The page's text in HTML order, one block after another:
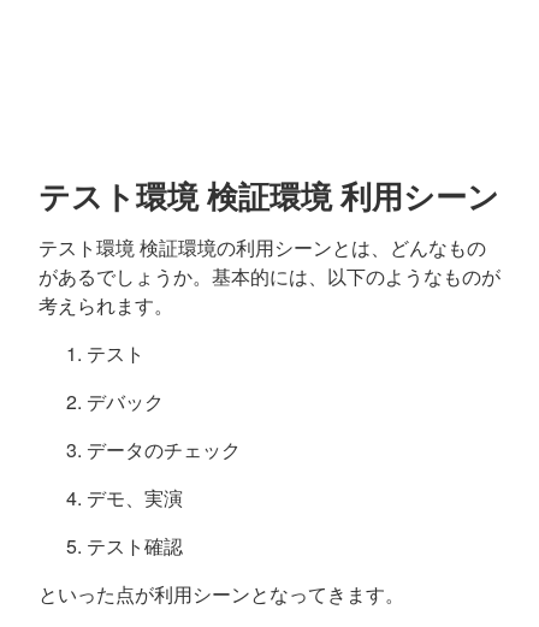
テスト環境 検証環境 利用シーン
テスト環境 検証環境の利用シーンとは、どんなもの
があるでしょうか。基本的には、以下のようなものが
考えられます。
テスト
デバック
データのチェック
デモ、実演
テスト確認
といった点が利用シーンとなってきます。